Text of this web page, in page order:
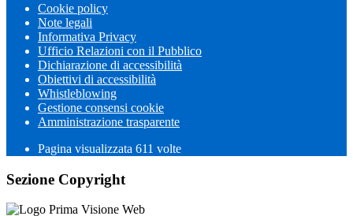
Cookie policy
Note legali
Informativa Privacy
Ufficio Relazioni con il Pubblico
Dichiarazione di accessibilità
Obiettivi di accessibilità
Whistleblowing
Gestione consensi cookie
Amministrazione trasparente
Pagina visualizzata 611 volte
Sezione Copyright